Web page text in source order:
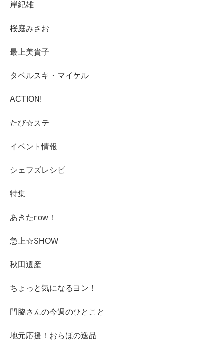
岸紀雄
桜庭みさお
最上美貴子
タベルスキ・マイケル
ACTION!
たび☆ステ
イベント情報
シェフズレシピ
特集
あきたnow！
急上☆SHOW
秋田遺産
ちょっと気になるヨン！
門脇さんの今週のひとこと
地元応援！おらほの逸品